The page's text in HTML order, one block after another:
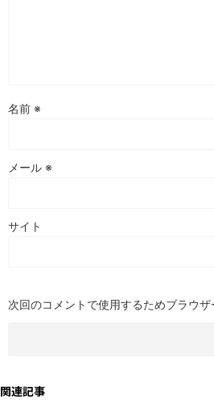
名前 ※
メール ※
サイト
次回のコメントで使用するためブラウ
関連記事